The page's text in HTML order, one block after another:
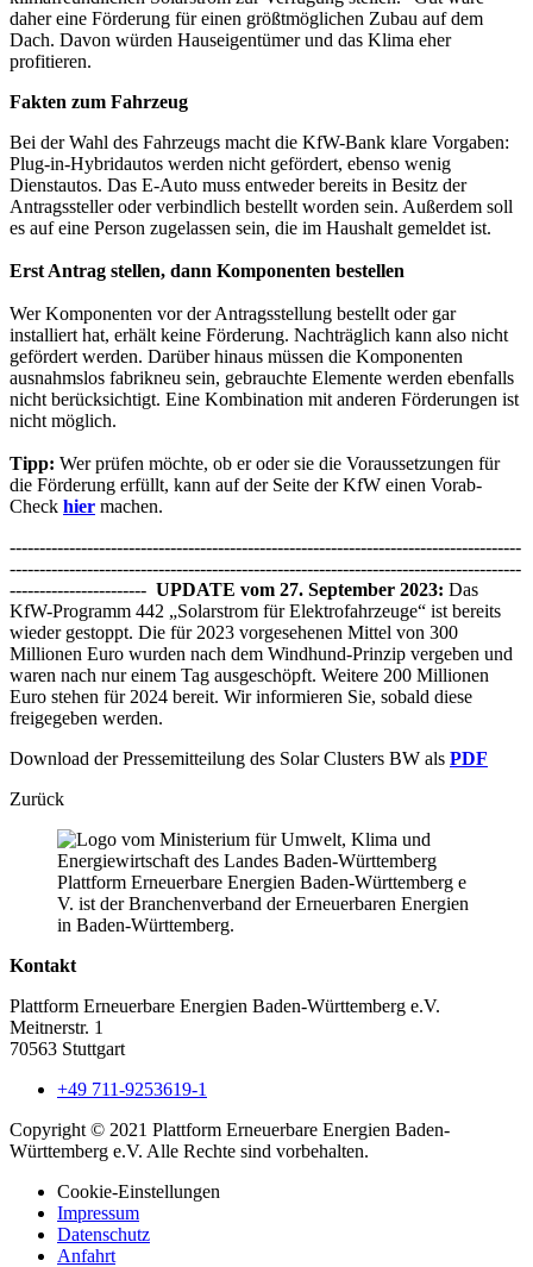
daher eine Förderung für einen größtmöglichen Zubau auf dem
Dach. Davon würden Hauseigentümer und das Klima eher
profitieren.
Fakten zum Fahrzeug
Bei der Wahl des Fahrzeugs macht die KfW-Bank klare Vorgaben:
Plug-in-Hybridautos werden nicht gefördert, ebenso wenig
Dienstautos. Das E-Auto muss entweder bereits in Besitz der
Antragssteller oder verbindlich bestellt worden sein. Außerdem soll
es auf eine Person zugelassen sein, die im Haushalt gemeldet ist.
Erst Antrag stellen, dann Komponenten bestellen
Wer Komponenten vor der Antragsstellung bestellt oder gar
installiert hat, erhält keine Förderung. Nachträglich kann also nicht
gefördert werden. Darüber hinaus müssen die Komponenten
ausnahmslos fabrikneu sein, gebrauchte Elemente werden ebenfalls
nicht berücksichtigt. Eine Kombination mit anderen Förderungen ist
nicht möglich.
Tipp: Wer prüfen möchte, ob er oder sie die Voraussetzungen für
die Förderung erfüllt, kann auf der Seite der KfW einen Vorab-
Check hier machen.
--------------------------------------------------------------------------------------
--------------------------------------------------------------------------------------
----------------------- UPDATE vom 27. September 2023: Das
KfW-Programm 442 „Solarstrom für Elektrofahrzeuge“ ist bereits
wieder gestoppt. Die für 2023 vorgesehenen Mittel von 300
Millionen Euro wurden nach dem Windhund-Prinzip vergeben und
waren nach nur einem Tag ausgeschöpft. Weitere 200 Millionen
Euro stehen für 2024 bereit. Wir informieren Sie, sobald diese
freigegeben werden.
Download der Pressemitteilung des Solar Clusters BW als PDF
Zurück
Plattform Erneuerbare Energien Baden-Württemberg e
V. ist der Branchenverband der Erneuerbaren Energien
in Baden-Württemberg.
Kontakt
Plattform Erneuerbare Energien Baden-Württemberg e.V.
Meitnerstr. 1
70563 Stuttgart
+49 711-9253619-1
Copyright © 2021 Plattform Erneuerbare Energien Baden-
Württemberg e.V. Alle Rechte sind vorbehalten.
Cookie-Einstellungen
Impressum
Datenschutz
Anfahrt